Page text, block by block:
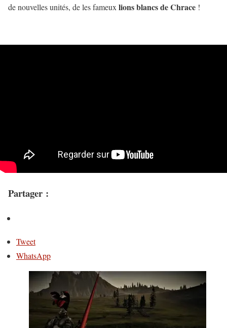
de nouvelles unités, de les fameux lions blancs de Chrace !
Partager :
Tweet
WhatsApp